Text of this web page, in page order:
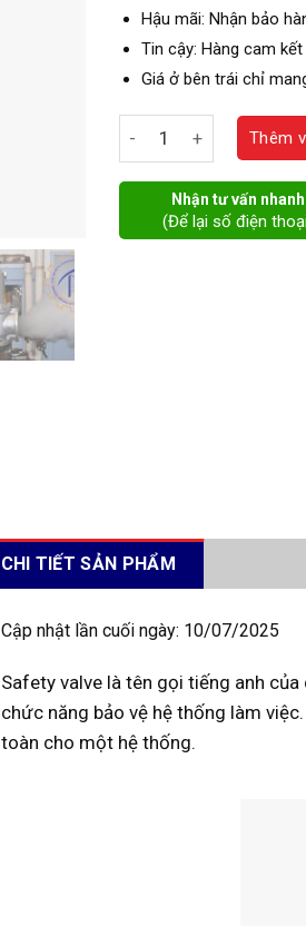
Hậu mãi: Nhận bảo
Tin cậy: Hàng cam
Giá ở bên trái chỉ
Van an toàn inox số
Thêm
Nhận tư vấn nhanh
(Để lại số điện
CHI TIẾT SẢN PHẨM
Cập nhật lần cuối ngày: 10/07/2025
Safety valve là tên gọi tiếng anh của
chức năng bảo vệ hệ thống làm
toàn cho một hệ thống.